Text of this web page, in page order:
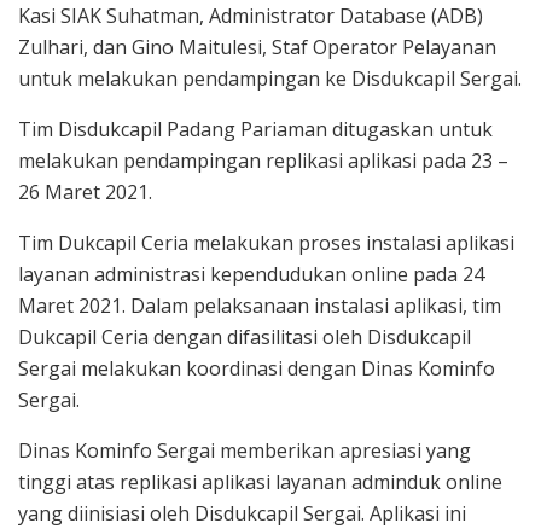
Kasi SIAK Suhatman, Administrator Database (ADB)
Zulhari, dan Gino Maitulesi, Staf Operator Pelayanan
untuk melakukan pendampingan ke Disdukcapil Sergai.
Tim Disdukcapil Padang Pariaman ditugaskan untuk
melakukan pendampingan replikasi aplikasi pada 23 –
26 Maret 2021.
Tim Dukcapil Ceria melakukan proses instalasi aplikasi
layanan administrasi kependudukan online pada 24
Maret 2021. Dalam pelaksanaan instalasi aplikasi, tim
Dukcapil Ceria dengan difasilitasi oleh Disdukcapil
Sergai melakukan koordinasi dengan Dinas Kominfo
Sergai.
Dinas Kominfo Sergai memberikan apresiasi yang
tinggi atas replikasi aplikasi layanan adminduk online
yang diinisiasi oleh Disdukcapil Sergai. Aplikasi ini